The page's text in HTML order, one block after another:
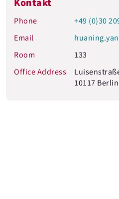
Kontakt
Phone
+49 (0)30
Email
Room
133
Office Address
10117 Berlin